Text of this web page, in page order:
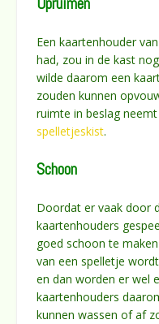
Een kaartenhouder
had, zou in de kast
wilde daarom een
zouden kunnen
ruimte in beslag
spelletjeskist.
Schoon
Doordat er vaak door
kaartenhouders
goed schoon te
van een spelletje
en dan worden er wel
kaartenhouders
kunnen wassen of af